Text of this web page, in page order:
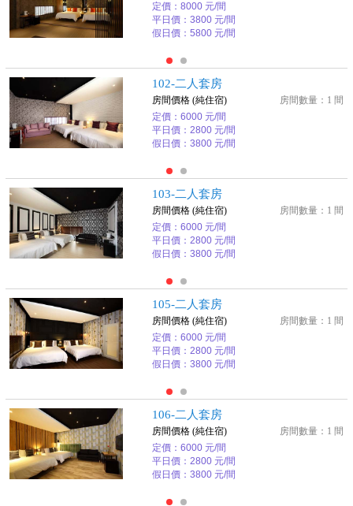
定價：8000 元/間
平日價：3800 元/間
假日價：5800 元/間
102-二人套房
房間數量：1 間
房間價格 (純住宿)
定價：6000 元/間
平日價：2800 元/間
假日價：3800 元/間
103-二人套房
房間數量：1 間
房間價格 (純住宿)
定價：6000 元/間
平日價：2800 元/間
假日價：3800 元/間
105-二人套房
房間數量：1 間
房間價格 (純住宿)
定價：6000 元/間
平日價：2800 元/間
假日價：3800 元/間
106-二人套房
房間數量：1 間
房間價格 (純住宿)
定價：6000 元/間
平日價：2800 元/間
假日價：3800 元/間